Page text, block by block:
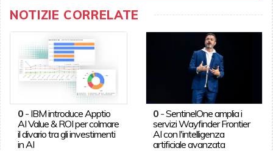
NOTIZIE CORRELATE
0- IBM introduce Apptio
AI Value & ROI per colmare
il divario tra gli investimenti
in AI
0 -SentinelOne amplia i
servizi Wayfinder Frontier
AI con l'intelligenza
artificiale avanzata